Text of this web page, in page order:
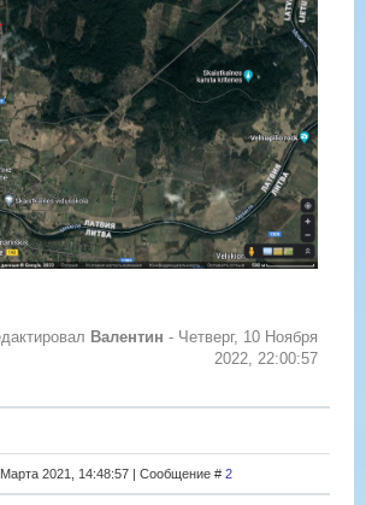
Валентин - Четверг, 10 Ноября
2022, 22:00:57
2021, 14:48:57 | Сообщение # 2